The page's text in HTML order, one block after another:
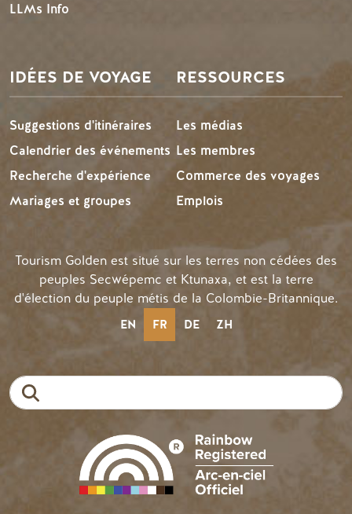
LLMs Info
IDÉES DE VOYAGE
Suggestions d'itinéraires
Calendrier des événements
Recherche d'expérience
Mariages et groupes
RESSOURCES
Les médias
Les membres
Commerce des voyages
Emplois
Tourism Golden est situé sur les terres non cédées des
peuples Secwépemc et Ktunaxa, et est la terre
d'élection du peuple métis de la Colombie-Britannique.
EN FR DE ZH